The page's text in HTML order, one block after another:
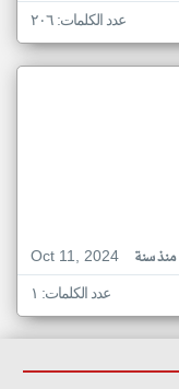
عدد الكلمات: ٢٠٦
Oct 11, 2024
منذ سنة
عدد الكلمات: ١